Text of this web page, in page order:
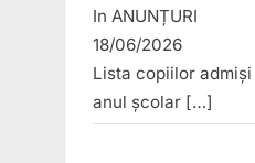
In ANUNȚURI
18/06/2026
Lista copiilor
anul școlar […]